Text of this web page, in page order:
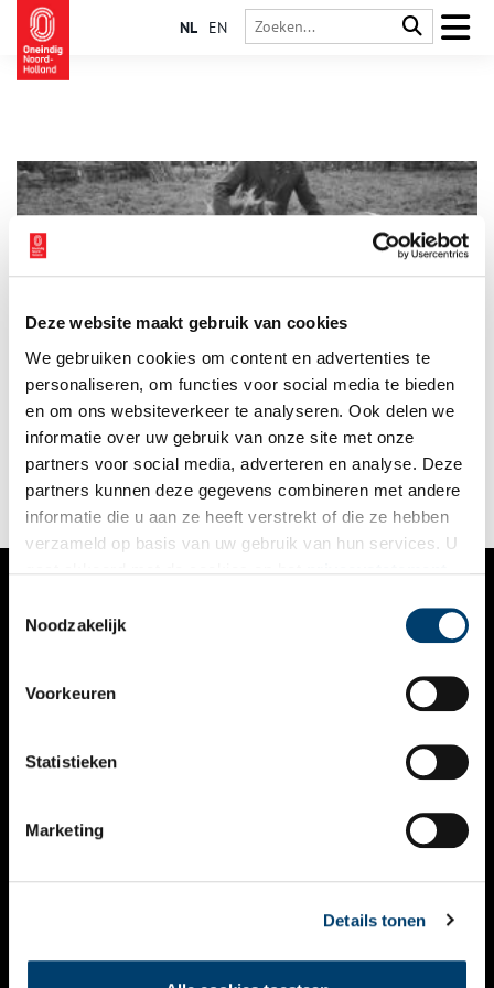
Deze website maakt gebruik van cookies
We gebruiken cookies om content en advertenties te
personaliseren, om functies voor social media te bieden
en om ons websiteverkeer te analyseren. Ook delen we
informatie over uw gebruik van onze site met onze
partners voor social media, adverteren en analyse. Deze
partners kunnen deze gegevens combineren met andere
informatie die u aan ze heeft verstrekt of die ze hebben
verzameld op basis van uw gebruik van hun services. U
Noodzakelijk
Voorkeuren
Statistieken
Marketing
Details tonen
NL EN
Wie denkt dat boerenprotest alleen iets van de laatste tijd is,
heeft het mis. In de jaren zestig behaalde de opstandige
Boerenpartij grote successen bij de
gemeenteraadsverkiezingen. In steden als Amsterdam en
Haarlem konden de boeren rekenen op veel sympathie – én
stemmen.
VERHALEN
KALENDER
THEMA’S
VIDEO’S
CONTACT